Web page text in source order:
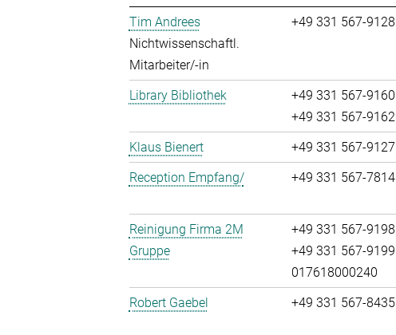
Tim Andrees
Nichtwissenschaftl.
Mitarbeiter/-in
+49 331 567-9128
Library Bibliothek
+49 331 567-9160
+49 331 567-9162
Klaus Bienert +49 331 567-9127
Reception Empfang/
+49 331 567-7814
Reinigung Firma 2M
Gruppe
+49 331 567-9198
+49 331 567-9199
017618000240
Robert Gaebel +49 331 567-8435